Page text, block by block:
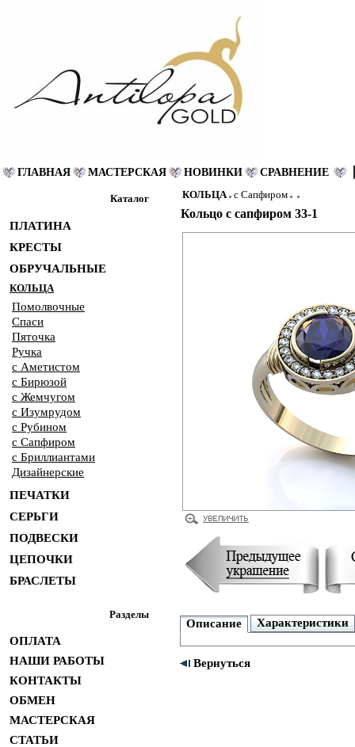
ГЛАВНАЯ МАСТЕРСКАЯ НОВИНКИ СРАВНЕНИЕ
Каталог
ПЛАТИНА
КРЕСТЫ
ОБРУЧАЛЬНЫЕ
КОЛЬЦА
Помолвочные
Спаси
Пяточка
Ручка
с Аметистом
с Бирюзой
с Жемчугом
с Изумрудом
с Рубином
с Сапфиром
с Бриллиантами
Дизайнерские
ПЕЧАТКИ
СЕРЬГИ
ПОДВЕСКИ
ЦЕПОЧКИ
БРАСЛЕТЫ
Разделы
ОПЛАТА
НАШИ РАБОТЫ
КОНТАКТЫ
ОБМЕН
МАСТЕРСКАЯ
СТАТЬИ
КОЛЬЦА с Сапфиром
Кольцо с сапфиром 33-1
Описание Характеристики
Вернуться